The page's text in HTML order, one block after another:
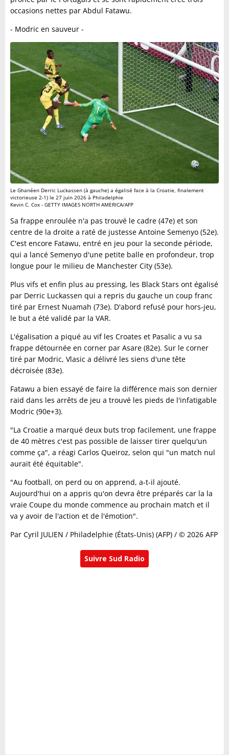
occasions nettes par Abdul Fatawu.
- Modric en sauveur -
Le Ghanéen Derric Luckassen (à gauche) a égalisé face à la Croatie, finalement
victorieuse 2-1) le 27 juin 2026 à Philadelphie
Kevin C. Cox - GETTY IMAGES NORTH AMERICA/AFP
Sa frappe enroulée n'a pas trouvé le cadre (47e) et son
centre de la droite a raté de justesse Antoine Semenyo (52e).
C'est encore Fatawu, entré en jeu pour la seconde période,
qui a lancé Semenyo d'une petite balle en profondeur, trop
longue pour le milieu de Manchester City (53e).
Plus vifs et enfin plus au pressing, les Black Stars ont égalisé
par Derric Luckassen qui a repris du gauche un coup franc
tiré par Ernest Nuamah (73e). D'abord refusé pour hors-jeu,
le but a été validé par la VAR.
L'égalisation a piqué au vif les Croates et Pasalic a vu sa
frappe détournée en corner par Asare (82e). Sur le corner
tiré par Modric, Vlasic a délivré les siens d'une tête
décroisée (83e).
Fatawu a bien essayé de faire la différence mais son dernier
raid dans les arrêts de jeu a trouvé les pieds de l'infatigable
Modric (90e+3).
"La Croatie a marqué deux buts trop facilement, une frappe
de 40 mètres c'est pas possible de laisser tirer quelqu'un
comme ça", a réagi Carlos Queiroz, selon qui "un match nul
aurait été équitable".
"Au football, on perd ou on apprend, a-t-il ajouté.
Aujourd'hui on a appris qu'on devra être préparés car la la
vraie Coupe du monde commence au prochain match et il
va y avoir de l'action et de l'émotion".
Par Cyril JULIEN / Philadelphie (États-Unis) (AFP) / © 2026 AFP
Suivre Sud Radio